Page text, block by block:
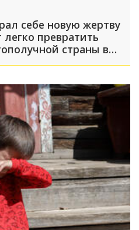
себе новую жертву
превратить
страны в